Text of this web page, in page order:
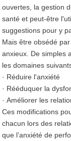
ouvertes, la gestion
santé et peut-être
suggestions pour y
Mais être obsédé
anxieux. De simples
les domaines
· Réduire l'anxiété
· Rééduquer la
· Améliorer les
Ces modifications
chacun lors des
que l’anxiété de